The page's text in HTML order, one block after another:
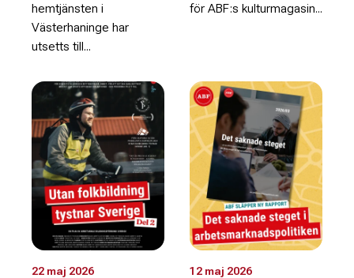
hemtjänsten i
Västerhaninge har
utsetts till...
för ABF:s kulturmagasin...
22 maj 2026 12 maj 2026